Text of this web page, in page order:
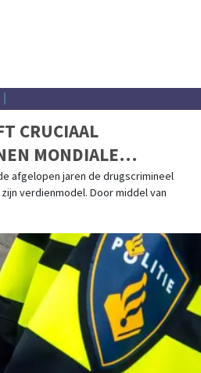
CRUCIAAL
MONDIALE
afgelopen jaren de drugscrimineel
verdienmodel. Door middel van